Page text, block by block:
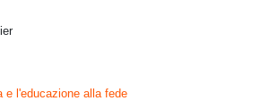
e l'educazione alla fede